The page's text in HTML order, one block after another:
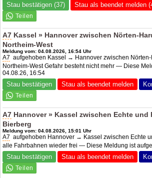
Stau bestätigen (37) Stau als beendet melden
A7 Kassel » Hannover zwischen Nörten-
Northeim-West
Meldung vom: 04.08.2026, 16:54 Uhr
A7 aufgehoben Kassel → Hannover zwischen
Northeim-West Gefahr besteht nicht mehr — Diese
04.08.26, 16:54
Stau bestätigen Stau als beendet melden
A7 Hannover » Kassel zwischen Echte und
Bierberg
Meldung vom: 04.08.2026, 15:01 Uhr
A7 aufgehoben Hannover → Kassel zwischen Echte
alle Fahrbahnen wieder frei — Diese Meldung ist
Stau bestätigen Stau als beendet melden